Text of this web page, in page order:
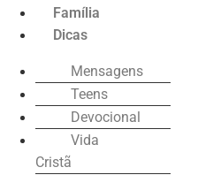
Família
Dicas
Mensagens
Teens
Devocional
Vida
Cristã